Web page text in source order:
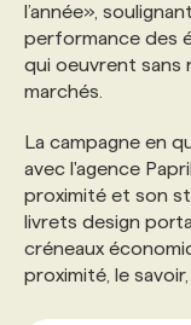
l’année»,
performance des
qui oeuvrent sans
marchés.
La campagne en
avec l'agence
proximité et son
livrets design
créneaux
proximité, le